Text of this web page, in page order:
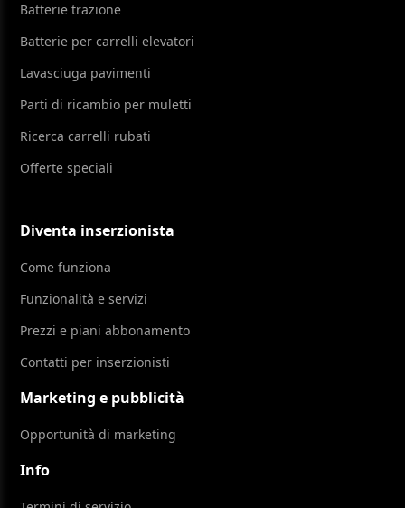
Batterie trazione
Batterie per carrelli elevatori
Lavasciuga pavimenti
Parti di ricambio per muletti
Ricerca carrelli rubati
Offerte speciali
Diventa inserzionista
Come funziona
Funzionalità e servizi
Prezzi e piani abbonamento
Contatti per inserzionisti
Marketing e pubblicità
Opportunità di marketing
Info